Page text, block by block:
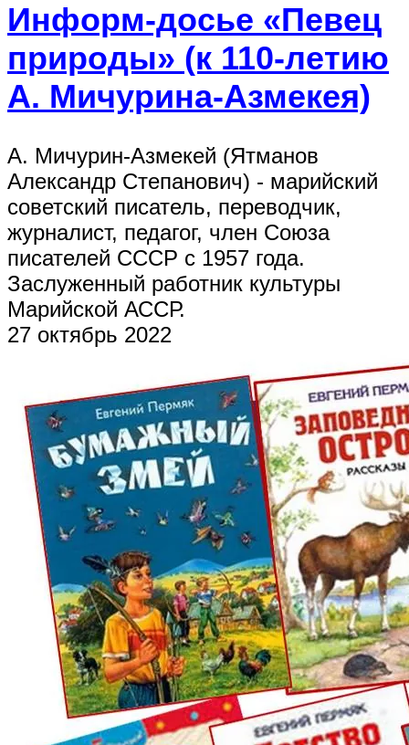
Информ-досье «Певец
природы» (к 110-летию
А. Мичурина-Азмекея)
А. Мичурин-Азмекей (Ятманов
Александр Степанович) - марийский
советский писатель, переводчик,
журналист, педагог, член Союза
писателей СССР с 1957 года.
Заслуженный работник культуры
Марийской АССР.
27 октябрь 2022